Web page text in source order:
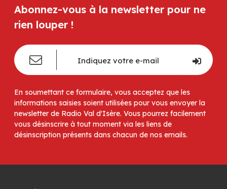
Abonnez-vous à la newsletter pour ne
rien louper !
En soumettant ce formulaire, vous acceptez que les
informations saisies soient utilisées pour vous envoyer la
newsletter de Radio Val d'Isère. Vous pourrez facilement
vous désinscrire à tout moment via les liens de
désinscription présents dans chacun de nos emails.